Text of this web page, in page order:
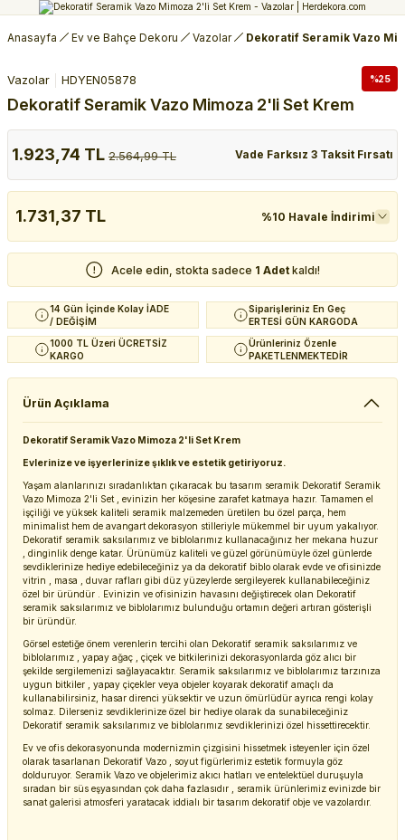
Anasayfa Ev ve Bahçe Dekoru Vazolar Dekoratif Seramik Vazo
%25
Vazolar HDYEN05878
Dekoratif Seramik Vazo Mimoza 2'li Set Krem
1.923,74 TL 2.564,99 TL Vade Farksız 3 Taksit Fırsatı
1.731,37 TL %10 Havale İndirimi
Acele edin, stokta sadece 1 Adet kaldı!
14 Gün İçinde Kolay İADE
/ DEĞİŞİM
Siparişleriniz En Geç
ERTESİ GÜN KARGODA
1000 TL Üzeri ÜCRETSİZ
KARGO
Ürünleriniz Özenle
PAKETLENMEKTEDİR
Ürün Açıklama
Dekoratif Seramik Vazo Mimoza 2'li Set Krem
Evlerinize ve işyerlerinize şıklık ve estetik getiriyoruz.
Yaşam alanlarınızı sıradanlıktan çıkaracak bu tasarım seramik Dekoratif Seramik
Vazo Mimoza 2'li Set , evinizin her köşesine zarafet katmaya hazır. Tamamen el
işçiliği ve yüksek kaliteli seramik malzemeden üretilen bu özel parça, hem
minimalist hem de avangart dekorasyon stilleriyle mükemmel bir uyum yakalıyor.
Dekoratif seramik saksılarımız ve biblolarımız kullanacağınız her mekana huzur
, dinginlik denge katar. Ürünümüz kaliteli ve güzel görünümüyle özel günlerde
sevdiklerinize hediye edebileceğiniz ya da dekoratif biblo olarak evde ve ofisinizde
vitrin , masa , duvar rafları gibi düz yüzeylerde sergileyerek kullanabileceğiniz
özel bir üründür . Evinizin ve ofisinizin havasını değiştirecek olan Dekoratif
seramik saksılarımız ve biblolarımız bulunduğu ortamın değeri artıran gösterişli
bir üründür.
Görsel estetiğe önem verenlerin tercihi olan Dekoratif seramik saksılarımız ve
biblolarımız , yapay ağaç , çiçek ve bitkilerinizi dekorasyonlarda göz alıcı bir
şekilde sergilemenizi sağlayacaktır. Seramik saksılarımız ve biblolarımız tarzınıza
uygun bitkiler , yapay çiçekler veya objeler koyarak dekoratif amaçlı da
kullanabilirsiniz, hasar direnci yüksektir ve uzun ömürlüdür ayrıca rengi kolay
solmaz. Dilerseniz sevdiklerinize özel bir hediye olarak da sunabileceğiniz
Dekoratif seramik saksılarımız ve biblolarımız sevdiklerinizi özel hissettirecektir.
Ev ve ofis dekorasyonunda modernizmin çizgisini hissetmek isteyenler için özel
olarak tasarlanan Dekoratif Vazo , soyut figürlerimiz estetik formuyla göz
dolduruyor. Seramik Vazo ve objelerimiz akıcı hatları ve entelektüel duruşuyla
sıradan bir süs eşyasından çok daha fazlasıdır , seramik ürünlerimiz evinizde bir
sanat galerisi atmosferi yaratacak iddialı bir tasarım dekoratif obje ve vazolardır.